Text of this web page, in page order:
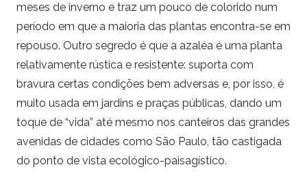
meses de inverno e traz um pouco de colorido num
período em que a maioria das plantas encontra-se em
repouso. Outro segredo é que a azaléa é uma planta
relativamente rústica e resistente: suporta com
bravura certas condições bem adversas e, por isso, é
muito usada em jardins e praças públicas, dando um
toque de “vida” até mesmo nos canteiros das grandes
avenidas de cidades como São Paulo, tão castigada
do ponto de vista ecológico-paisagístico.